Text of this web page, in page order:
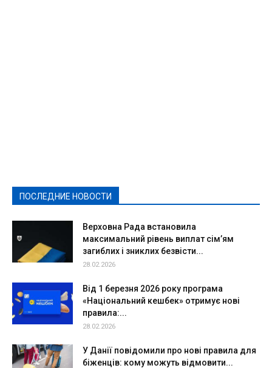
ПОСЛЕДНИЕ НОВОСТИ
Верховна Рада встановила
максимальний рівень виплат сім’ям
загиблих і зниклих безвісти...
28.02.2026
Від 1 березня 2026 року програма
«Національний кешбек» отримує нові
правила:...
28.02.2026
У Данії повідомили про нові правила для
біженців: кому можуть відмовити...